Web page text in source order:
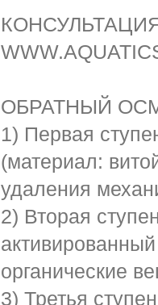
ОБРАТНЫЙ
1) Первая
(материал:
удаления
2) Вторая
органические
3) Третья